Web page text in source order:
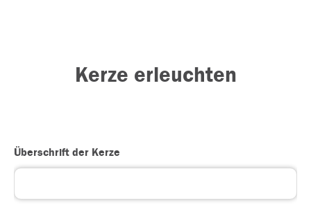
Kerze erleuchten
Überschrift der Kerze